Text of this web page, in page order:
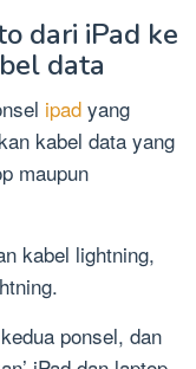
dari iPad ke
data
ipad yang
kabel data yang
maupun
kabel lightning,
ponsel, dan